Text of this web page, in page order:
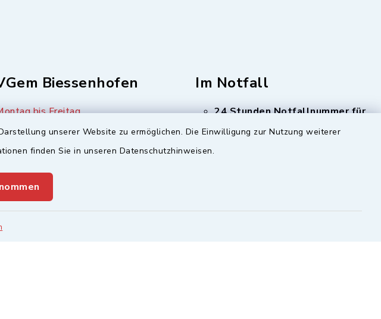
unserer Website zu ermöglichen. Die Einwilligung zur Nutzung weiterer
finden Sie in unseren Datenschutzhinweisen.
Biessenhofen
bis Freitag
12:00 Uhr
14:00-17:00 Uhr
18:00 Uhr
Im Notfall
24 Stunden Notfallnummer für
Trink- und Abwasser Tel:
08348 1261